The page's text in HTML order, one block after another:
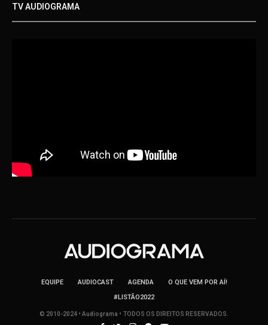
TV AUDIOGRAMA
EQUIPE AUDIOCAST AGENDA
O QUE VEM POR AÍ!
#LISTÃO2022
© 2010-2024 • Audiograma • TODOS OS DIREITOS RESERVADOS.